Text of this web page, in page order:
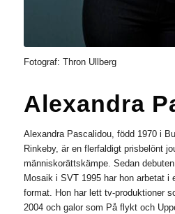
Fotograf: Thron Ullberg
Alexandra
Alexandra Pascalidou, född 1970 i
Rinkeby, är en flerfaldigt prisbelönt
människorättskämpe. Sedan
Mosaik i SVT 1995 har hon arbetat i
format. Hon har lett tv-produktioner
2004 och galor som På flykt och